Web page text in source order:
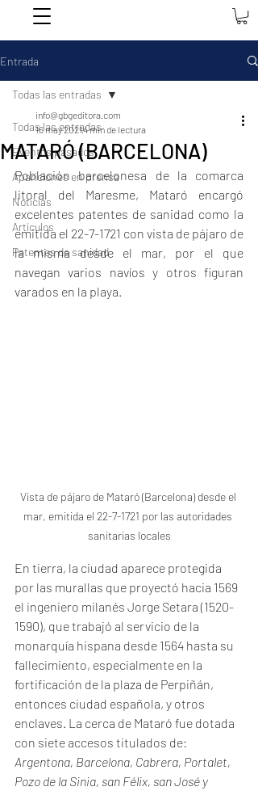
Entrada
Todas las entradas
Eventos pasados
Apariciones en prensa
Noticias
Artículos
Patentes de sanidad
Todas las entradas
MATARÓ (BARCELONA)
info@gbgeditora.com
16 may 20214 min de lectura
Población barcelonesa de la comarca
litoral del Maresme, Mataró encargó
excelentes patentes de sanidad como la
emitida el 22-7-1721 con vista de pájaro de
la misma desde el mar, por el que
navegan varios navíos y otros figuran
varados en la playa.
Vista de pájaro de Mataró (Barcelona) desde el
mar, emitida el 22-7-1721 por las autoridades
sanitarias locales
En tierra, la ciudad aparece protegida
por las murallas que proyectó hacia 1569
el ingeniero milanés Jorge Setara (1520-
1590), que trabajó al servicio de la
monarquía hispana desde 1564 hasta su
fallecimiento, especialmente en la
fortificación de la plaza de Perpiñán,
entonces ciudad española, y otros
enclaves. La cerca de Mataró fue dotada
con siete accesos titulados de:
Argentona, Barcelona, Cabrera, Portalet,
Pozo de la Sinia, san Félix, san José y